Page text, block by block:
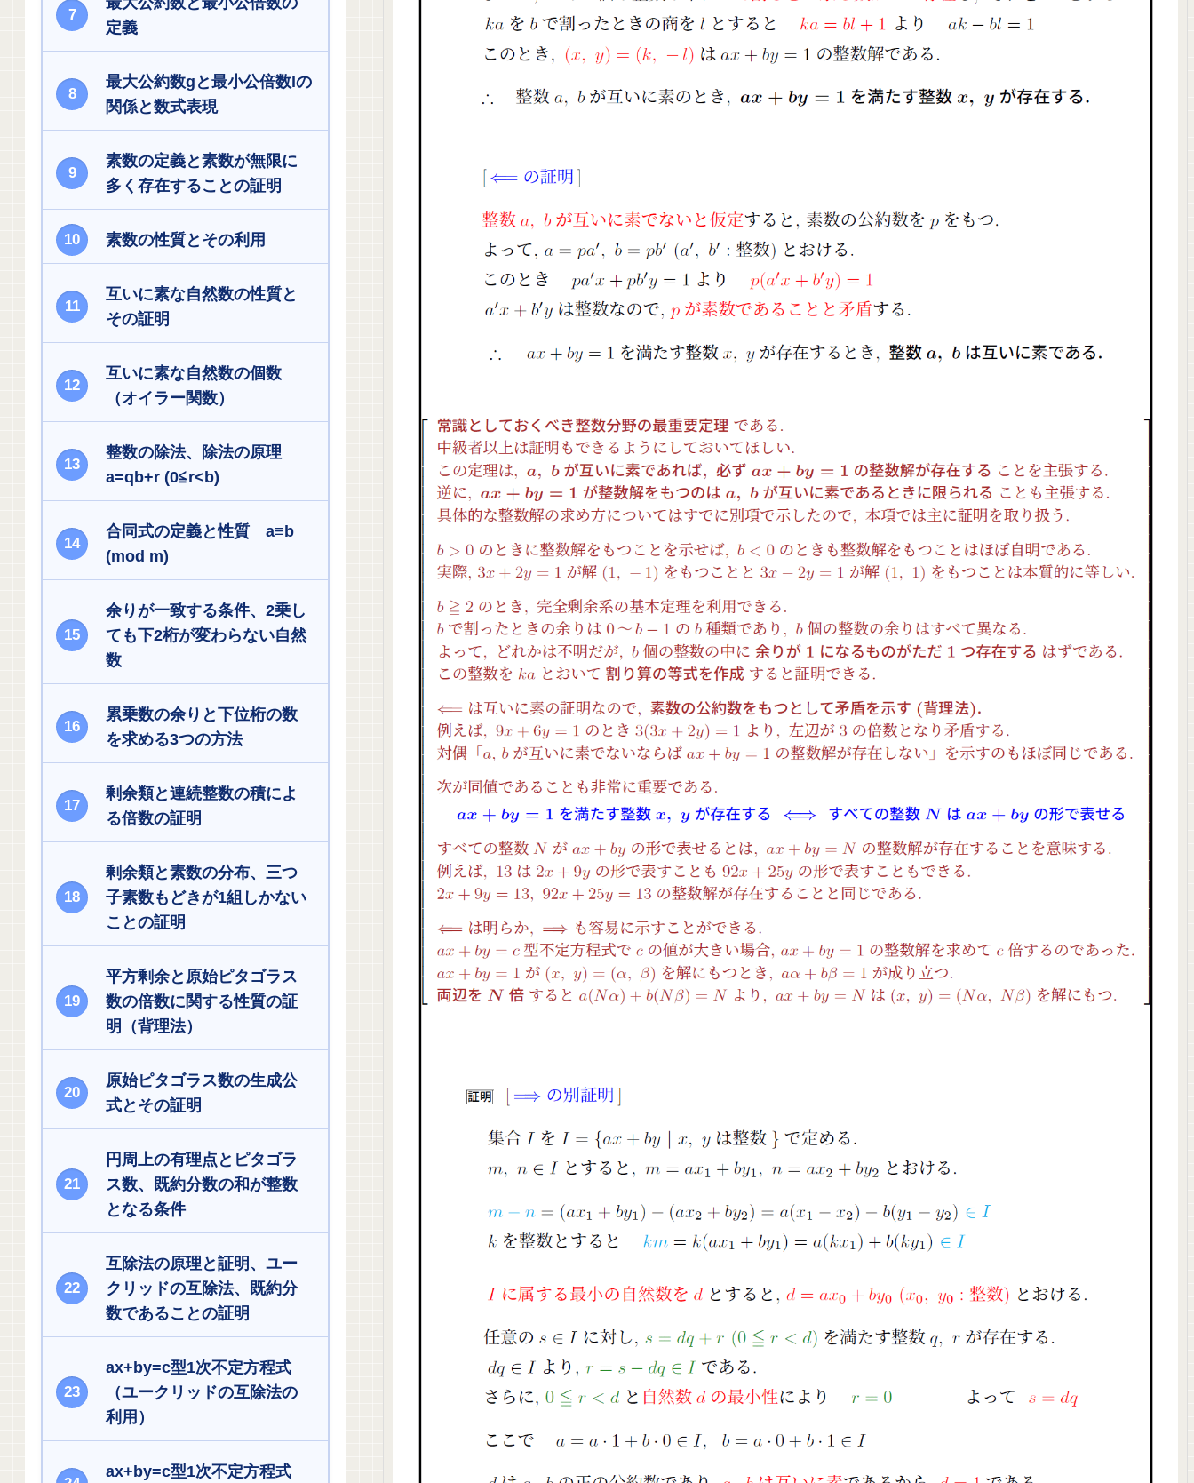
定義
最大公約数gと最小公倍数lの
関係と数式表現
素数の定義と素数が無限に
多く存在することの証明
素数の性質とその利用
互いに素な自然数の性質と
その証明
互いに素な自然数の個数
（オイラー関数）
整数の除法、除法の原理
a=qb+r (0≦r<b)
合同式の定義と性質 a≡b
(mod m)
余りが一致する条件、2乗し
ても下2桁が変わらない自然
数
累乗数の余りと下位桁の数
を求める3つの方法
剰余類と連続整数の積によ
る倍数の証明
剰余類と素数の分布、三つ
子素数もどきが1組しかない
ことの証明
平方剰余と原始ピタゴラス
数の倍数に関する性質の証
明（背理法）
原始ピタゴラス数の生成公
式とその証明
円周上の有理点とピタゴラ
ス数、既約分数の和が整数
となる条件
互除法の原理と証明、ユー
クリッドの互除法、既約分
数であることの証明
ax+by=c型1次不定方程式
（ユークリッドの互除法の
利用）
ax+by=c型1次不定方程式